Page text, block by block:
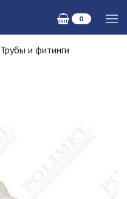
0
Трубы и фитинги